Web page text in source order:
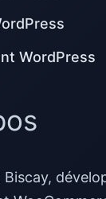
WordPress